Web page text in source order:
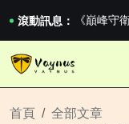
滾動訊息：
iPhone
2026澳網
《巔峰守
首頁
全部文章